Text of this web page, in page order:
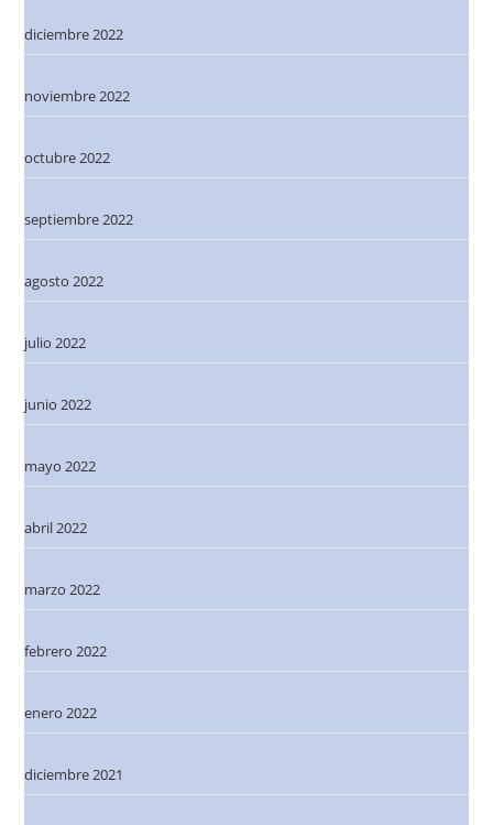
diciembre 2022
noviembre 2022
octubre 2022
septiembre 2022
agosto 2022
julio 2022
junio 2022
mayo 2022
abril 2022
marzo 2022
febrero 2022
enero 2022
diciembre 2021